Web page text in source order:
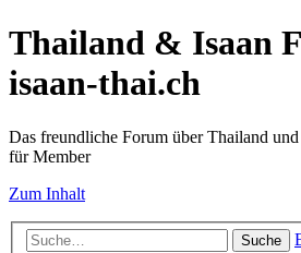
Thailand & Isaan
isaan-thai.ch
Das freundliche Forum über Thailand
für Member
Zum Inhalt
Suche